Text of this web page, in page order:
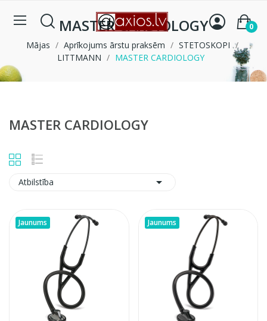
0
MASTER CARDIOLOGY
Mājas Aprīkojums ārstu praksēm
STETOSKOPI
LITTMANN
MASTER CARDIOLOGY
MASTER CARDIOLOGY
Atbilstība 
Jaunums Jaunums